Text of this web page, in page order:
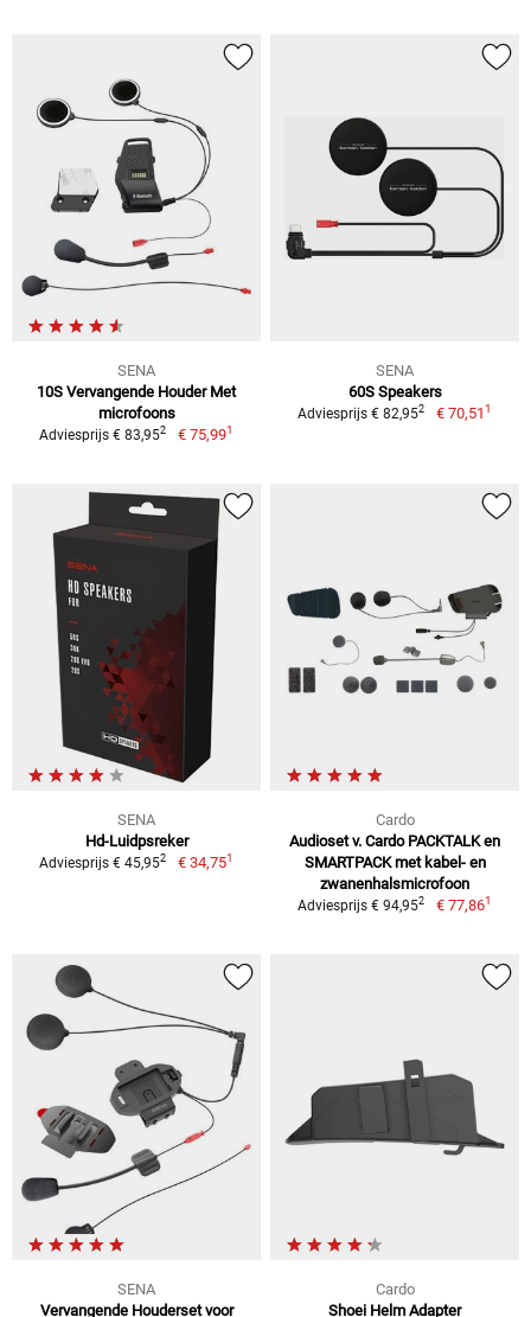
SENA
10S Vervangende Houder Met
microfoons
Adviesprijs € 83,952 € 75,991
SENA
60S Speakers
Adviesprijs € 82,952 € 70,511
SENA
Hd-Luidpsreker
Adviesprijs € 45,952 € 34,751
Cardo
Audioset v. Cardo PACKTALK en
SMARTPACK met kabel- en
zwanenhalsmicrofoon
Adviesprijs € 94,952 € 77,861
SENA
Vervangende Houderset voor
Cardo
Shoei Helm Adapter